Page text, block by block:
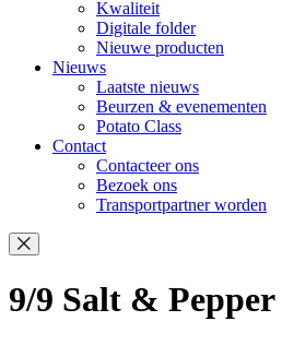
Kwaliteit
Digitale folder
Nieuwe producten
Nieuws
Laatste nieuws
Beurzen & evenementen
Potato Class
Contact
Contacteer ons
Bezoek ons
Transportpartner worden
9/9 Salt & Pepper